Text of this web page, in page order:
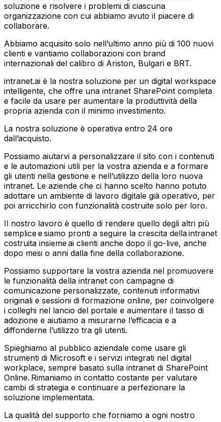
soluzione e risolvere i problemi di ciascuna
organizzazione con cui abbiamo avuto il piacere di
collaborare.
Abbiamo acquisito solo nell’ultimo anno più di 100 nuovi
clienti e vantiamo collaborazioni con brand
internazionali del calibro di Ariston, Bulgari e BRT.
intranet.ai è la nostra soluzione per un digital workspace
intelligente, che offre una intranet SharePoint completa
e facile da usare per aumentare la produttività della
propria azienda con il minimo investimento.
La nostra soluzione è operativa entro 24 ore
dall’acquisto.
Possiamo aiutarvi a personalizzare il sito con i contenuti
e le automazioni utili per la vostra azienda e a formare
gli utenti nella gestione e nell’utilizzo della loro nuova
intranet. Le aziende che ci hanno scelto hanno potuto
adottare un ambiente di lavoro digitale già operativo, per
poi arricchirlo con funzionalità costruite solo per loro.
Il nostro lavoro è quello di rendere quello degli altri più
semplice e siamo pronti a seguire la crescita della intranet
costruita insieme ai clienti anche dopo il go-live, anche
dopo mesi o anni dalla fine della collaborazione.
Possiamo supportare la vostra azienda nel promuovere
le funzionalità della intranet con campagne di
comunicazione personalizzate, contenuti informativi
originali e sessioni di formazione online, per coinvolgere
i colleghi nel lancio del portale e aumentare il tasso di
adozione e aiutiamo a misurarne l’efficacia e a
diffonderne l’utilizzo tra gli utenti.
Spieghiamo al pubblico aziendale come usare gli
strumenti di Microsoft e i servizi integrati nel digital
workplace, sempre basato sulla intranet di SharePoint
Online. Rimaniamo in contatto costante per valutare
cambi di strategia e continuare a perfezionare la
soluzione implementata.
La qualità del supporto che forniamo a ogni nostro